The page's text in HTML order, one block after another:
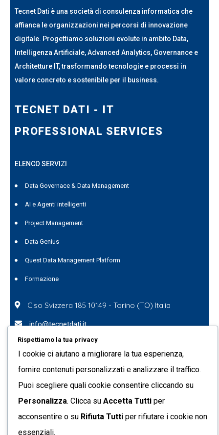
Tecnet Dati è una società di consulenza informatica che
affianca le organizzazioni nei percorsi di innovazione
digitale. Progettiamo soluzioni evolute in ambito Data,
Intelligenza Artificiale, Advanced Analytics, Governance e
Architetture IT, trasformando tecnologie e processi in
valore concreto e sostenibile per il business.
TECNET DATI - IT
PROFESSIONAL SERVICES
ELENCO SERVIZI
Data Governace & Data Management
AI e Agenti intelligenti
Project Management
Data Genius
Quest Data Management Platform
Formazione
C.so Svizzera 185 10149 - Torino (TO) Italia
info@tecnetdati.it
+39 011 7718090
Codice Fiscale: 09205650154
Registro Imprese di Torino – REA n. 719161
Capitale sociale € 10.400,00 i.v.
Privacy Policy
Cookie Policy
Rispettiamo la tua privacy
I cookie ci aiutano a migliorare la tua esperienza,
fornire contenuti personalizzati e analizzare il traffico.
Puoi scegliere quali cookie consentire cliccando su
Personalizza. Clicca su Accetta Tutti per
acconsentire o su Rifiuta Tutti per rifiutare i cookie non
essenziali.